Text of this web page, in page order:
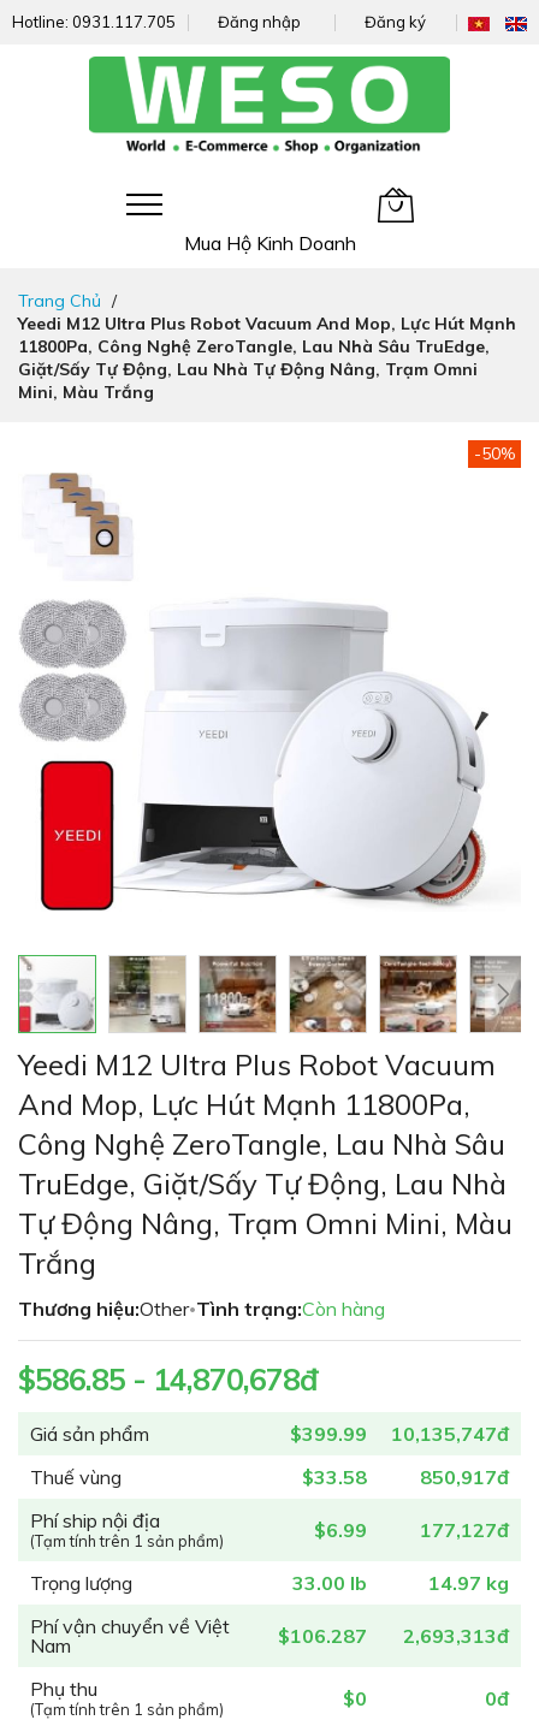
Hotline: 0931.117.705 Đăng nhập Đăng ký
Mua Hộ Kinh Doanh
nhanh
đến
nội
dung
Trang Chủ
Yeedi M12 Ultra Plus Robot Vacuum And Mop, Lực Hút Mạnh
11800Pa, Công Nghệ ZeroTangle, Lau Nhà Sâu TruEdge,
Giặt/Sấy Tự Động, Lau Nhà Tự Động Nâng, Trạm Omni
Mini, Màu Trắng
đến
viện
hình
ảnh
đến
phần
của
thư
hình
ảnh
-50%
Yeedi M12 Ultra Plus Robot Vacuum
And Mop, Lực Hút Mạnh 11800Pa,
Công Nghệ ZeroTangle, Lau Nhà Sâu
TruEdge, Giặt/Sấy Tự Động, Lau Nhà
Tự Động Nâng, Trạm Omni Mini, Màu
Trắng
Thương hiệu:Other•Tình trạng:Còn hàng
Giá sản phẩm $399.99
10,135,747đ
Thuế vùng
$33.58
850,917đ
Phí ship nội địa
(Tạm tính trên 1 sản phẩm) $6.99 177,127đ
Trọng lượng 33.00 lb
14.97 kg
Phí vận chuyển về Việt
Nam
$106.287 2,693,313đ
Phụ thu
(Tạm tính trên 1 sản phẩm) $0 0đ
$586.85 - 14,870,678đ